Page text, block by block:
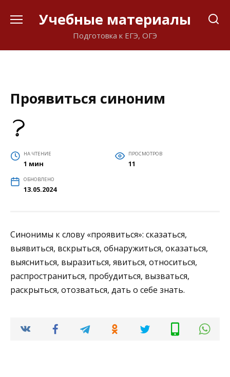
Учебные материалы
Подготовка к ЕГЭ, ОГЭ
Проявиться синоним
НА ЧТЕНИЕ
1 мин
ПРОСМОТРОВ
11
ОБНОВЛЕНО
13.05.2024
Синонимы к слову «проявиться»: сказаться,
выявиться, вскрыться, обнаружиться, оказаться,
выясниться, выразиться, явиться, относиться,
распространиться, пробудиться, вызваться,
раскрыться, отозваться, дать о себе знать.